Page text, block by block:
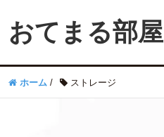
おてまる部屋
ホーム / ストレージ